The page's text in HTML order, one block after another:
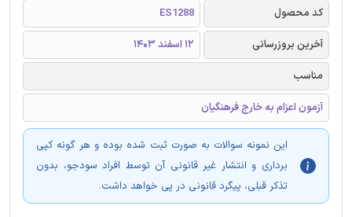
کد محصول
ES1288
آخرین بروزرسانی
12 اسفند 1403
مناسب
آزمون اعزام به خارج فرهنگیان
این نمونه سوالات به صورت ثبت شده بوده و هر گونه کپی
برداری و انتشار غیر قانونی آن توسط افراد سودجو، بدون
تذکر قبلی، پیگرد قانونی در پی خواهد داشت.